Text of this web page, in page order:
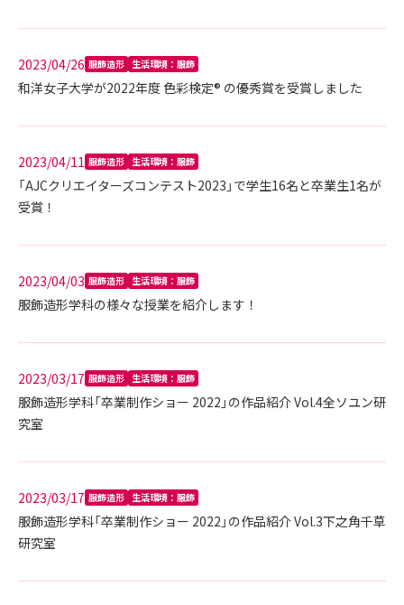
2023/04/26 服飾造形 生活環境：服飾
和洋女子大学が2022年度 色彩検定® の優秀賞を受賞しました
2023/04/11 服飾造形 生活環境：服飾
「AJCクリエイターズコンテスト2023」で学生16名と卒業生1名が
受賞！
2023/04/03 服飾造形 生活環境：服飾
服飾造形学科の様々な授業を紹介します！
2023/03/17 服飾造形 生活環境：服飾
服飾造形学科「卒業制作ショー 2022」の作品紹介 Vol.4全ソユン研
究室
2023/03/17 服飾造形 生活環境：服飾
服飾造形学科「卒業制作ショー 2022」の作品紹介 Vol.3下之角千草
研究室